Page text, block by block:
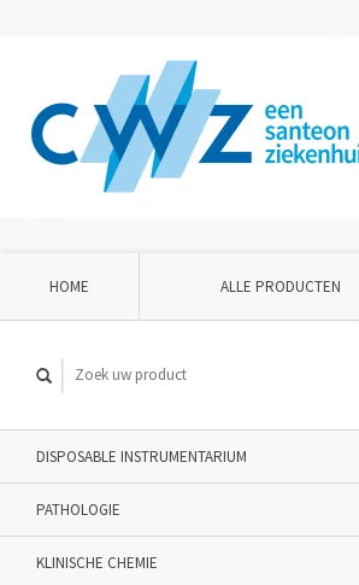
HOME ALLE PRODUCTEN
DISPOSABLE INSTRUMENTARIUM
PATHOLOGIE
KLINISCHE CHEMIE